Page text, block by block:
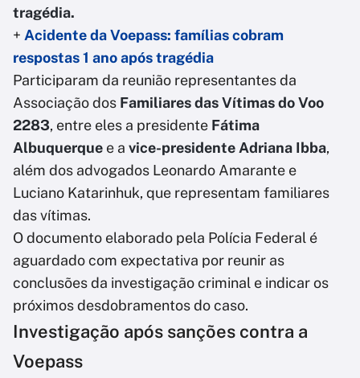
tragédia.
+ Acidente da Voepass: famílias cobram
respostas 1 ano após tragédia
Participaram da reunião representantes da
Associação dos Familiares das Vítimas do Voo
2283, entre eles a presidente Fátima
Albuquerque e a vice-presidente Adriana Ibba,
além dos advogados Leonardo Amarante e
Luciano Katarinhuk, que representam familiares
das vítimas.
O documento elaborado pela Polícia Federal é
aguardado com expectativa por reunir as
conclusões da investigação criminal e indicar os
próximos desdobramentos do caso.
Investigação após sanções contra a
Voepass